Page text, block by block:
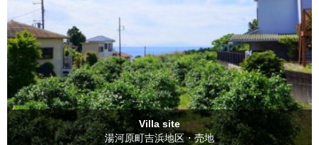
Villa site
湯河原町吉浜地区・売地